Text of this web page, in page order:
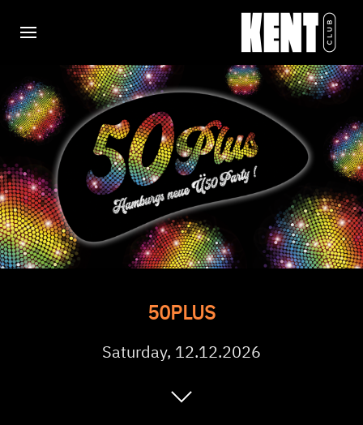
50PLUS
Saturday, 12.12.2026